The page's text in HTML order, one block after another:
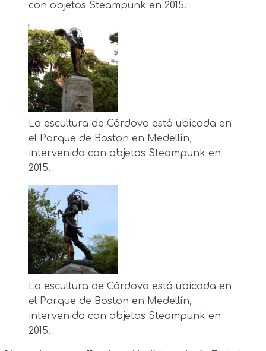
con objetos Steampunk en 2015.
La escultura de Córdova está ubicada en
el Parque de Boston en Medellín,
intervenida con objetos Steampunk en
2015.
La escultura de Córdova está ubicada en
el Parque de Boston en Medellín,
intervenida con objetos Steampunk en
2015.